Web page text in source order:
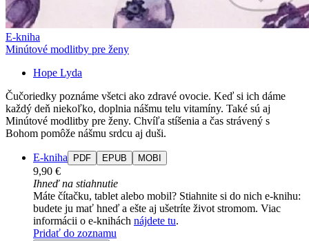
E-kniha
Minútové modlitby pre ženy
Hope Lyda
Čučoriedky poznáme všetci ako zdravé ovocie. Keď si ich dáme
každý deň niekoľko, doplnia nášmu telu vitamíny. Také sú aj
Minútové modlitby pre ženy. Chvíľa stíšenia a čas strávený s
Bohom pomôže nášmu srdcu aj duši.
E-kniha PDF EPUB MOBI
9,90 €
Ihneď na stiahnutie
Máte čítačku, tablet alebo mobil? Stiahnite si do nich e-knihu:
budete ju mať hneď a ešte aj ušetríte život stromom. Viac
informácii o e-knihách nájdete tu.
Pridať do zoznamu